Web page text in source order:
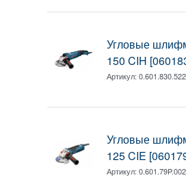
Угловые
150 CIH
Артикул:0.601.830.522
Угловые
125 CIE
Артикул:0.601.79P.002